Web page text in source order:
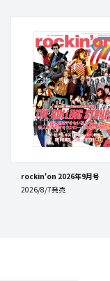
rockin'on 2026年9月号
2026/8/7発売